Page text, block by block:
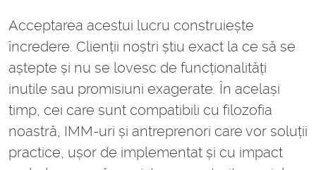
Acceptarea acestui lucru construiește
încredere. Clienții noștri știu exact la ce să se
aștepte și nu se lovesc de funcționalități
inutile sau promisiuni exagerate. În același
timp, cei care sunt compatibili cu filozofia
noastră, IMM-uri și antreprenori care vor soluții
practice, ușor de implementat și cu impact